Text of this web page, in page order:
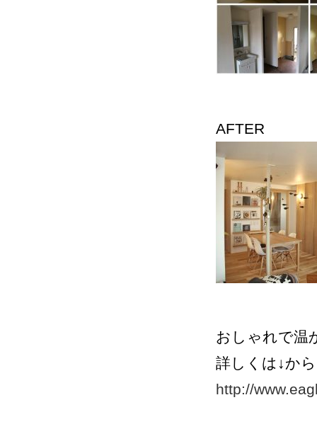
AFTER
おしゃれで温
詳しくは↓から
http://